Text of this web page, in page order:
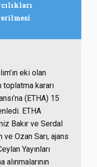
eki olan
kararı
(ETHA) 15
ETHA
Bakır ve Serdal
ve Ozan Sarı, ajans
Yayınları
alınmalarının